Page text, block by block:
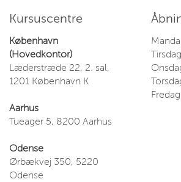
Kursuscentre
København
(Hovedkontor)
Læderstræde 22, 2. sal,
1201 København K
Aarhus
Tueager 5, 8200 Aarhus
Odense
Ørbækvej 350, 5220
Odense